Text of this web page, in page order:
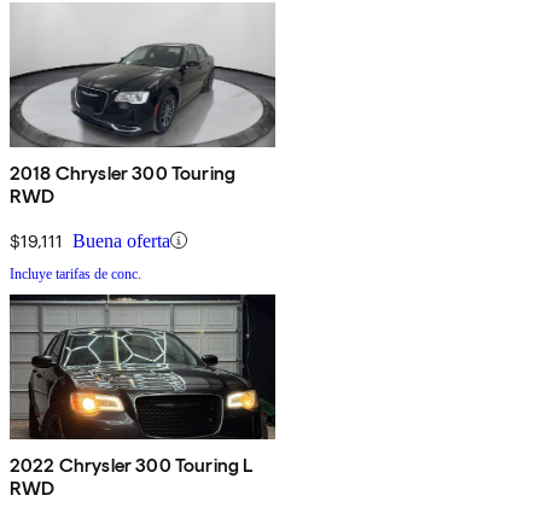
2018 Chrysler 300 Touring
RWD
$19,111 Buena oferta
Incluye tarifas de conc.
2022 Chrysler 300 Touring L
RWD